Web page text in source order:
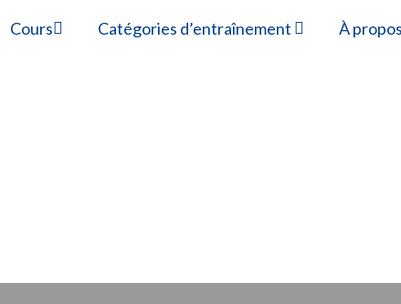
Cours Catégories d’entraînement À